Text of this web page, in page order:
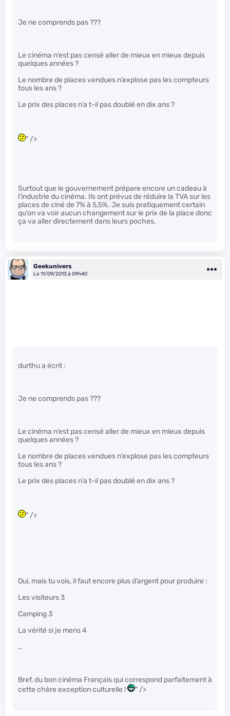
Je ne comprends pas ???
Le cinéma n’est pas censé aller de mieux en mieux depuis
quelques années ?
Le nombre de places vendues n’explose pas les compteurs
tous les ans ?
Le prix des places n’a t-il pas doublé en dix ans ?
" />
Surtout que le gouvernement prépare encore un cadeau à
l’industrie du cinéma. Ils ont prévus de réduire la TVA sur les
places de ciné de 7% à 5,5%. Je suis pratiquement certain
qu’on va voir aucun changement sur le prix de la place donc
ça va aller directement dans leurs poches.
Geekunivers
Le 11/09/2013 à 09h40
durthu a écrit :
Je ne comprends pas ???
Le cinéma n’est pas censé aller de mieux en mieux depuis
quelques années ?
Le nombre de places vendues n’explose pas les compteurs
tous les ans ?
Le prix des places n’a t-il pas doublé en dix ans ?
" />
Oui, mais tu vois, il faut encore plus d’argent pour produire :
Les visiteurs 3
Camping 3
La vérité si je mens 4
…
Bref, du bon cinéma Français qui correspond parfaitement à
cette chère exception culturelle !
" />